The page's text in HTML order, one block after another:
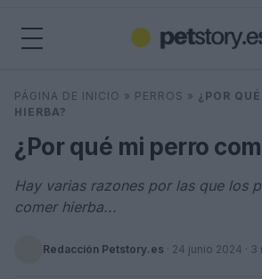
Buscar
PÁGINA DE INICIO » PERROS » ¿POR
HIERBA?
¿Por qué mi perro
Hay varias razones por las que los
comer hierba...
Redacción Petstory.es · 24 junio 2024 · 3